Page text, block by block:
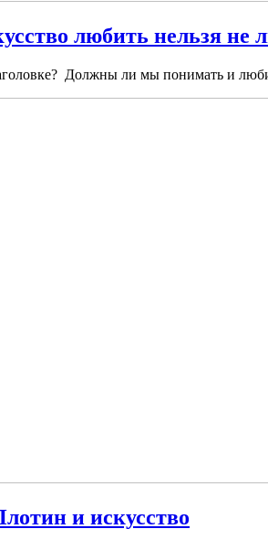
любить нельзя не
Должны ли мы понимать и
и искусство